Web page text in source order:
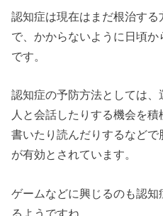
認知症は現在はまだ根治す
で、かからないように日頃
です。
認知症の予防方法としては
人と会話したりする機会を
書いたり読んだりするなど
が有効とされています。
ゲームなどに興じるのも認
るようですね。